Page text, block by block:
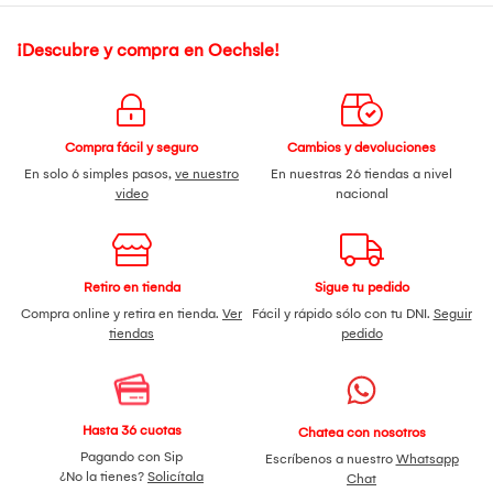
¡Descubre y compra en Oechsle!
Compra fácil y seguro
En solo 6 simples pasos, ve nuestro
video
Cambios y devoluciones
En nuestras 26 tiendas a nivel
nacional
Retiro en tienda
Compra online y retira en tienda. Ver
tiendas
Sigue tu pedido
Fácil y rápido sólo con tu DNI. Seguir
pedido
Hasta 36 cuotas
Pagando con Sip
¿No la tienes? Solicítala
Chatea con nosotros
Escríbenos a nuestro Whatsapp
Chat